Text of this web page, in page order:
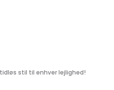
stil til enhver lejlighed!